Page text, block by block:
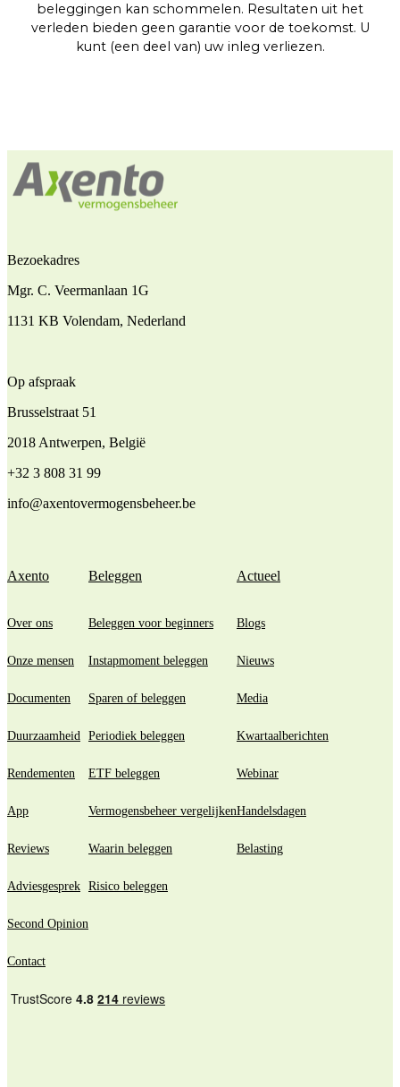
beleggingen kan schommelen. Resultaten uit het
verleden bieden geen garantie voor de toekomst. U
kunt (een deel van) uw inleg verliezen.
Bezoekadres
Mgr. C. Veermanlaan 1G
1131 KB Volendam, Nederland
Op afspraak
Brusselstraat 51
2018 Antwerpen, België
+32 3 808 31 99
info@axentovermogensbeheer.be
Axento
Over ons
Onze mensen
Documenten
Duurzaamheid
Rendementen
App
Reviews
Adviesgesprek
Second Opinion
Contact
Beleggen
Beleggen voor beginners
Instapmoment beleggen
Sparen of beleggen
Periodiek beleggen
ETF beleggen
Vermogensbeheer vergelijken
Waarin beleggen
Risico beleggen
Actueel
Blogs
Nieuws
Media
Kwartaalberichten
Webinar
Handelsdagen
Belasting